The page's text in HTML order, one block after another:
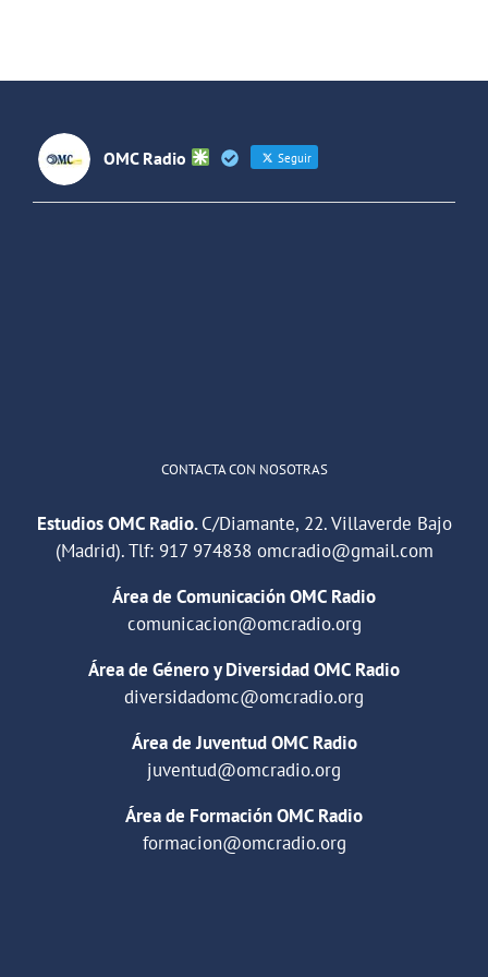
OMC Radio Seguir
CONTACTA CON NOSOTRAS
Estudios OMC Radio.C/Diamante, 22. Villaverde Bajo
(Madrid). Tlf: 917 974838 omcradio@gmail.com
Área de Comunicación OMC Radio
comunicacion@omcradio.org
Área de Género y Diversidad OMC Radio
diversidadomc@omcradio.org
Área de Juventud OMC Radio
juventud@omcradio.org
Área de Formación OMC Radio
formacion@omcradio.org